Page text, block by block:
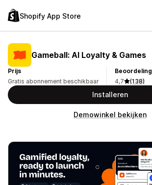
Shopify App Store
Gameball: AI Loyalty & Games
Prijs
Gratis abonnement beschikbaar
Beoordeling
4,7
(138)
Installeren
Demowinkel bekijken